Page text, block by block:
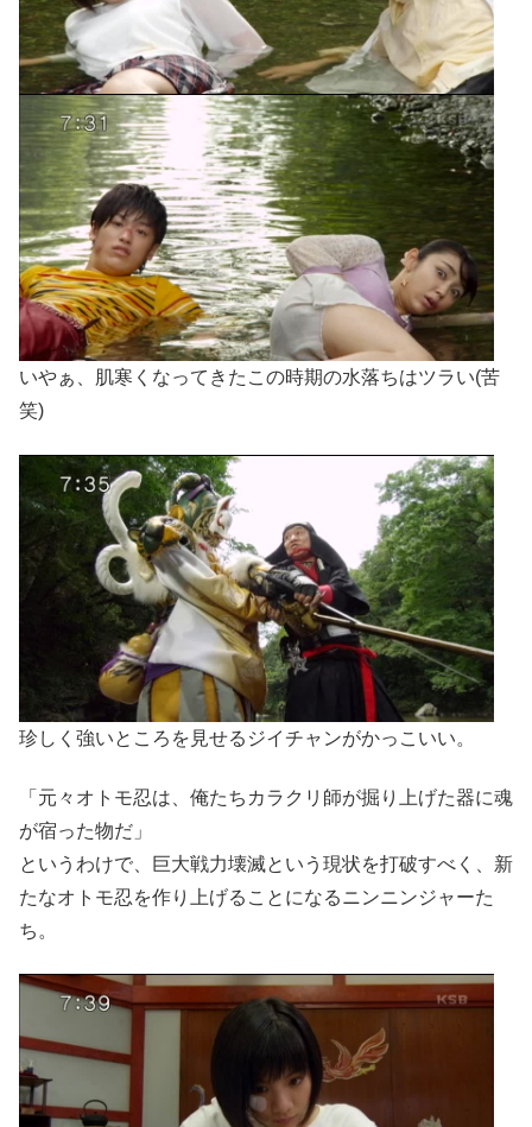
いやぁ、肌寒くなってきたこの時期の水落ちはツラい(苦
笑)
珍しく強いところを見せるジイチャンがかっこいい。
「元々オトモ忍は、俺たちカラクリ師が掘り上げた器に魂
が宿った物だ」
というわけで、巨大戦力壊滅という現状を打破すべく、新
たなオトモ忍を作り上げることになるニンニンジャーた
ち。